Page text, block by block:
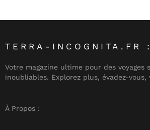
TERRA-INCOGNITA.FR :
Votre magazine ultime pour des voyages
inoubliables. Explorez plus, évadez-vous,
À Propos :